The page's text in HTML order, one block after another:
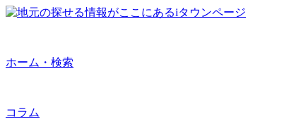
ホーム・検索
コラム